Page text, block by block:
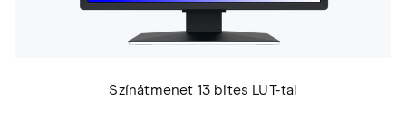
Színátmenet 13 bites LUT-tal